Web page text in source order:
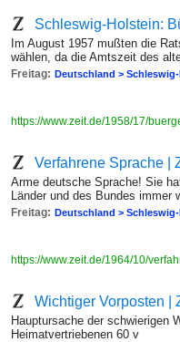
Schleswig-Holstein:
Im August 1957 mußten die
wählen, da die Amtszeit des
Freitag: Deutschland >
https://www.zeit.de/1958/17/
Verfahrene Sprache |
Arme deutsche Sprache! Sie
Länder und des Bundes immer
Freitag: Deutschland >
https://www.zeit.de/1964/10/
Wichtiger Vorposten |
Hauptursache der schwierigen
Heimatvertriebenen 60 v